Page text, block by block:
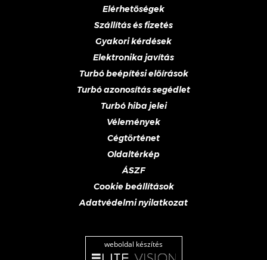
Elérhetőségek
Szállítás és fizetés
Gyakori kérdések
Elektronika javítás
Turbó beépítési előírások
Turbó azonosítás segédlet
Turbó hiba jelei
Vélemények
Cégtörténet
Oldaltérkép
ÁSZF
Cookie beállítások
Adatvédelmi nyilatkozat
weboldal készítés